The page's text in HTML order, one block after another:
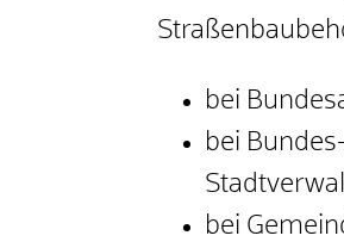
bei
bei
bei